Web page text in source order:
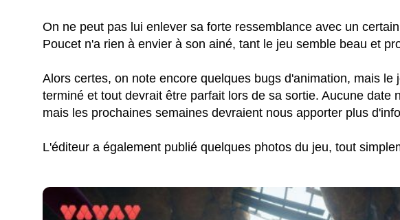
On ne peut pas lui enlever sa forte ressemblance avec un
Poucet n'a rien à envier à son ainé, tant le jeu semble beau et
Alors certes, on note encore quelques bugs d'animation, mais le
terminé et tout devrait être parfait lors de sa sortie. Aucune date
mais les prochaines semaines devraient nous apporter plus
L'éditeur a également publié quelques photos du jeu, tout